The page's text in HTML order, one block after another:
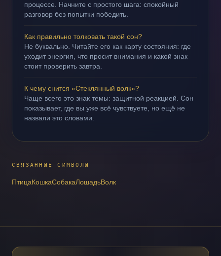
процессе. Начните с простого шага: спокойный
разговор без попытки победить.
Как правильно толковать такой сон?
Не буквально. Читайте его как карту состояния: где
уходит энергия, что просит внимания и какой знак
стоит проверить завтра.
К чему снится «Стеклянный волк»?
Чаще всего это знак темы: защитной реакцией. Сон
показывает, где вы уже всё чувствуете, но ещё не
назвали это словами.
СВЯЗАННЫЕ СИМВОЛЫ
ПтицаКошкаСобакаЛошадьВолк